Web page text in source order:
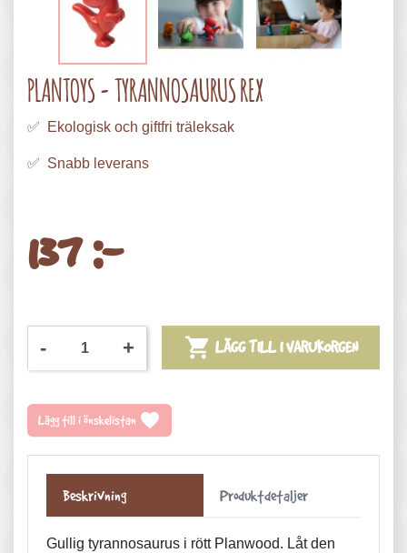
PLANTOYS - TYRANNOSAURUS REX
✅ Ekologisk och giftfri träleksak
✅ Snabb leverans
137 :-
- +  LÄGG TILL I VARUKORGEN
Lägg till i önskelistan favorite
Beskrivning Produktdetaljer
Gullig tyrannosaurus i rött Planwood. Låt den